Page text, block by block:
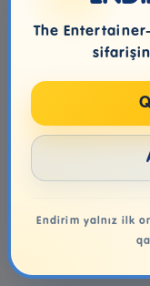
The
Endirim yalnız ilk